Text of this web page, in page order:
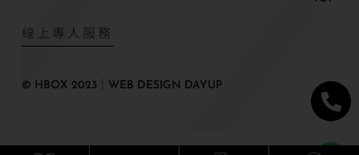
線上專人服務
© HBOX 2023｜WEB DESIGN DAYUP